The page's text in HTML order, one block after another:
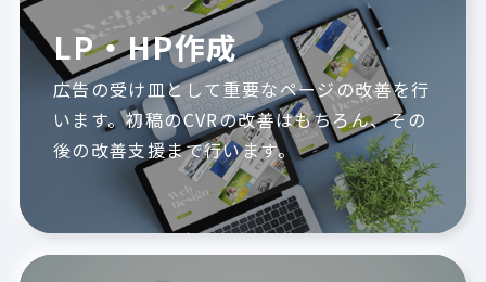
LP・HP作成
広告の受け皿として重要なページの改善を行
います。初稿のCVRの改善はもちろん、その
後の改善支援まで行います。